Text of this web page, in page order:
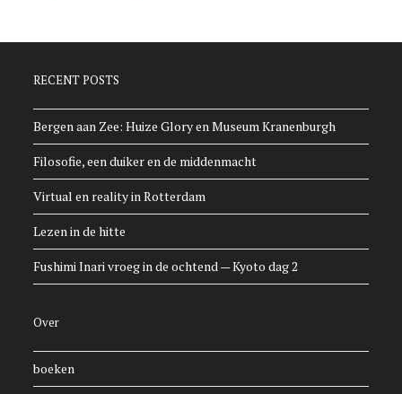
RECENT POSTS
Bergen aan Zee: Huize Glory en Museum Kranenburgh
Filosofie, een duiker en de middenmacht
Virtual en reality in Rotterdam
Lezen in de hitte
Fushimi Inari vroeg in de ochtend — Kyoto dag 2
Over
boeken